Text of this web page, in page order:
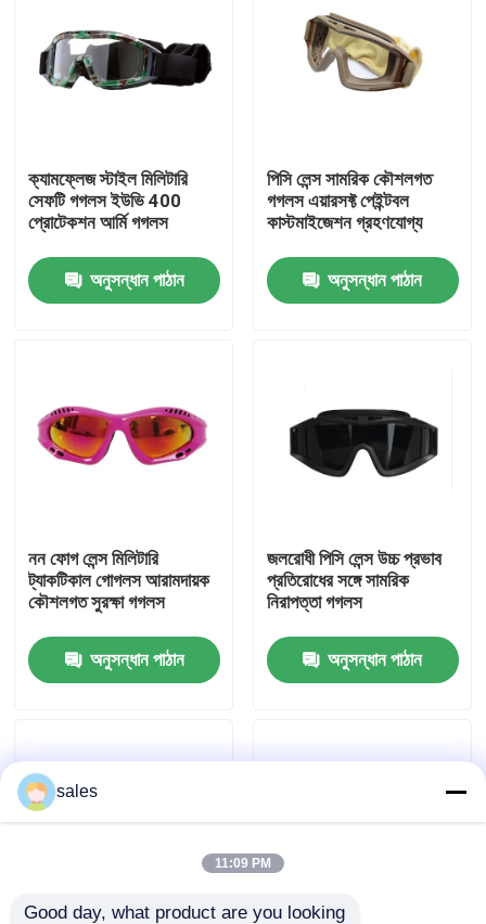
বাড়ি
আমাদের সম্পর্কে
যোগাযোগ করুন
খবর
উদ্ধৃতির জন্য আবেদন
নিরাপত্তা চশমা গগলস
ক্যামফ্লেজ স্টাইল মিলিটারি
সেফটি গগলস ইউভি 400
প্রোটেকশন আর্মি গগলস
অনুসন্ধান পাঠান
পিসি লেন্স সামরিক কৌশলগত
গগলস এয়ারসফ্ট পেইন্টবল
কাস্টমাইজেশন গ্রহণযোগ্য
অনুসন্ধান পাঠান
নন ফোগ লেন্স মিলিটারি
ট্যাকটিকাল গোগলস আরামদায়ক
কৌশলগত সুরক্ষা গগলস
অনুসন্ধান পাঠান
জলরোধী পিসি লেন্স উচ্চ প্রভাব
প্রতিরোধের সঙ্গে সামরিক
নিরাপত্তা গগলস
অনুসন্ধান পাঠান
sales
11:09 PM
Good day, what product are you looking